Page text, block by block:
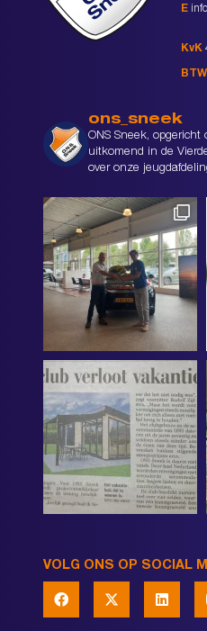
E
KvK
BTW
ons_sneek
ONS Sneek, opgericht
uitkomend in de
over onze
VOLG ONS OP SOCIAL